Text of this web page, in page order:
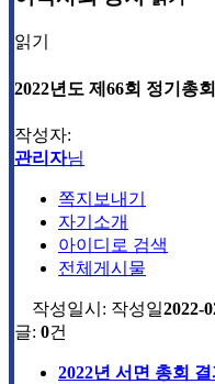
읽기
2022년도 제66회 정기총
작성자:
관리자님
쪽지보내기
자기소개
아이디로 검색
전체게시물
작성일시: 작성일2022-
글: 0건
2022년 서면 총회